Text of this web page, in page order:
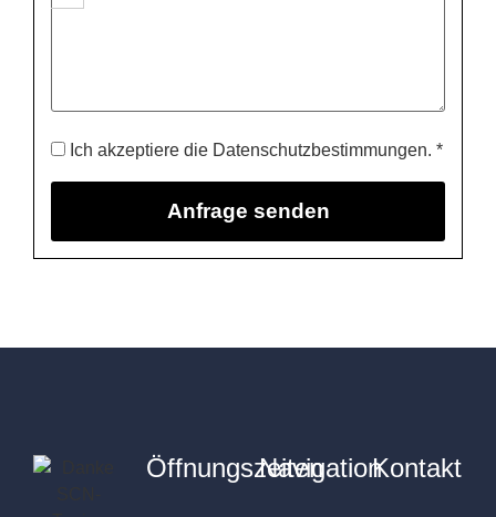
Ich akzeptiere die Datenschutzbestimmungen. *
Öffnungszeiten
NavigationKontakt